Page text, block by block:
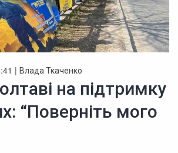
| Влада Ткаченко
на підтримку
“Поверніть мого